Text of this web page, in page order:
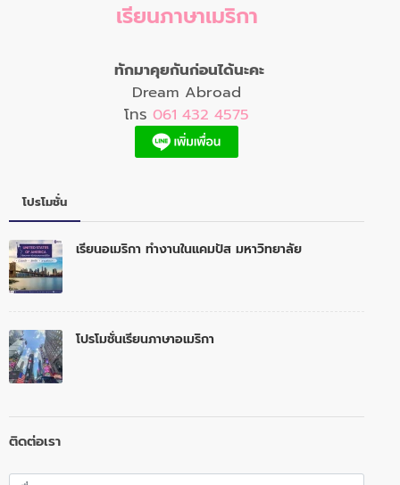
เรียนภาษาเมริกา
ทักมาคุยกันก่อนได้นะคะ
Dream Abroad
โทร 061 432 4575
โปรโมชั่น
เรียนอเมริกา ทำงานในแคมปัส มหาวิทยาลัย
โปรโมชั่นเรียนภาษาอเมริกา
ติดต่อเรา